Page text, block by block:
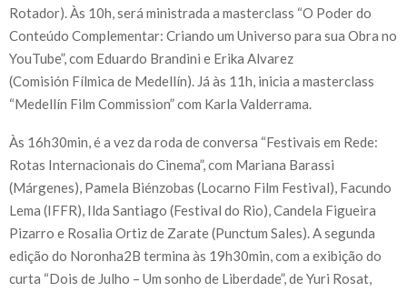
Rotador). Às 10h, será ministrada a masterclass “O Poder do
Conteúdo Complementar: Criando um Universo para sua Obra no
YouTube”, com Eduardo Brandini e Erika Alvarez
(Comisión Fílmica de Medellín). Já às 11h, inicia a masterclass
“Medellín Film Commission” com Karla Valderrama.
Às 16h30min, é a vez da roda de conversa “Festivais em Rede:
Rotas Internacionais do Cinema”, com Mariana Barassi
(Márgenes), Pamela Biénzobas (Locarno Film Festival), Facundo
Lema (IFFR), Ilda Santiago (Festival do Rio), Candela Figueira
Pizarro e Rosalia Ortiz de Zarate (Punctum Sales). A segunda
edição do Noronha2B termina às 19h30min, com a exibição do
curta “Dois de Julho – Um sonho de Liberdade”, de Yuri Rosat,